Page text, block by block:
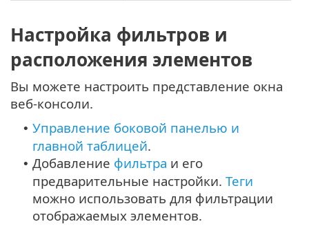
Настройка фильтров и
расположения элементов
Вы можете настроить представление окна
веб-консоли.
• Управление боковой панелью и
главной таблицей.
• Добавление фильтра и его
предварительные настройки. Теги
можно использовать для фильтрации
отображаемых элементов.